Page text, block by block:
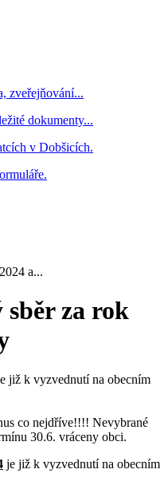
zveřejňování...
dokumenty...
v Dobšicích.
a...
sběr za rok
již k vyzvednutí na obecním
co nejdříve!!!! Nevybrané
30.6. vráceny obci.
je již k vyzvednutí na obecním